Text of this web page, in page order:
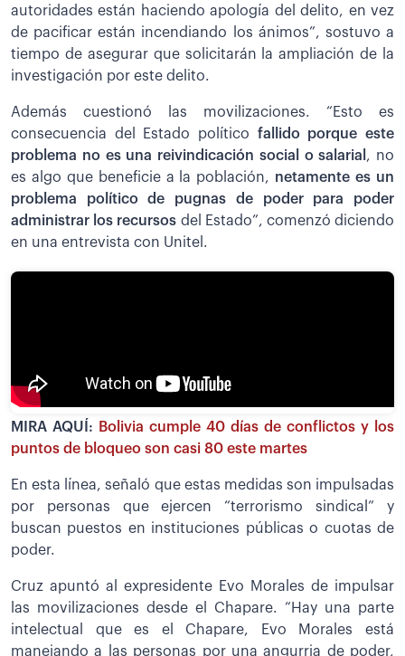
autoridades están haciendo apología del delito, en vez
de pacificar están incendiando los ánimos”, sostuvo a
tiempo de asegurar que solicitarán la ampliación de la
investigación por este delito.
Además cuestionó las movilizaciones. “Esto es
consecuencia del Estado político fallido porque este
problema no es una reivindicación social o salarial , no
es algo que beneficie a la población, netamente es un
problema político de pugnas de poder para poder
administrar los recursos del Estado”, comenzó diciendo
en una entrevista con Unitel.
MIRA AQUÍ:
Bolivia cumple 40 días de conflictos y los
puntos de bloqueo son casi 80 este martes
En esta línea, señaló que estas medidas son impulsadas
por personas que ejercen “terrorismo sindical” y
buscan puestos en instituciones públicas o cuotas de
poder.
Cruz apuntó al expresidente Evo Morales de impulsar
las movilizaciones desde el Chapare. “Hay una parte
intelectual que es el Chapare, Evo Morales está
manejando a las personas por una angurria de poder,